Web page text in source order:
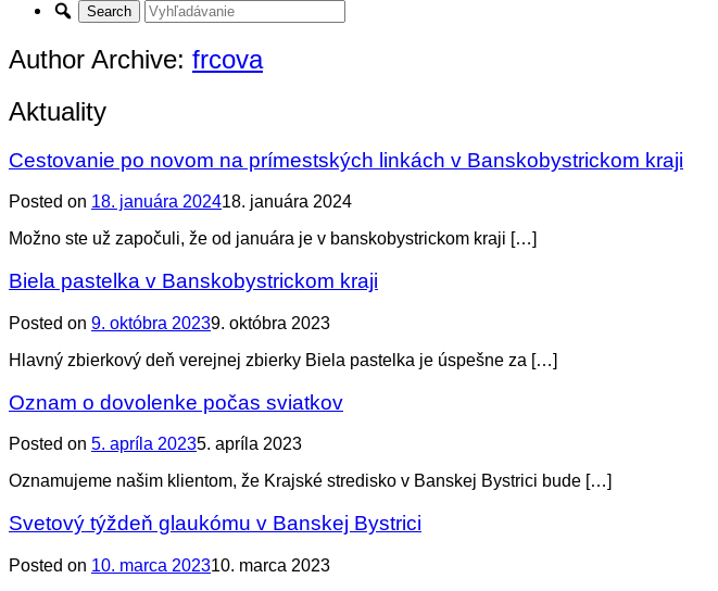
Author Archive: frcova
Aktuality
Cestovanie po novom na prímestských linkách v Banskobystrickom kraji
Posted on 18. januára 202418. januára 2024
Možno ste už započuli, že od januára je v banskobystrickom kraji […]
Biela pastelka v Banskobystrickom kraji
Posted on 9. októbra 20239. októbra 2023
Hlavný zbierkový deň verejnej zbierky Biela pastelka je úspešne za […]
Oznam o dovolenke počas sviatkov
Posted on 5. apríla 20235. apríla 2023
Oznamujeme našim klientom, že Krajské stredisko v Banskej Bystrici bude […]
Svetový týždeň glaukómu v Banskej Bystrici
Posted on 10. marca 202310. marca 2023